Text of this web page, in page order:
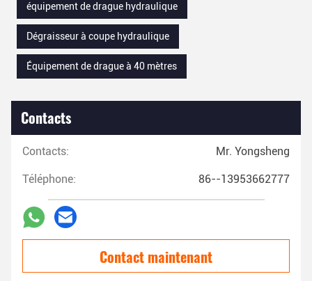
équipement de drague hydraulique
Dégraisseur à coupe hydraulique
Équipement de drague à 40 mètres
Contacts
Contacts: Mr. Yongsheng
Téléphone: 86--13953662777
Contact maintenant